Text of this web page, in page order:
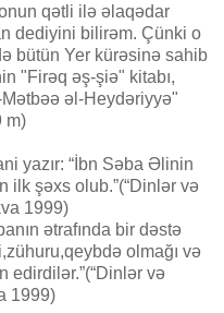
qətli ilə əlaqədar
dediyini bilirəm. Çünki o
bütün Yer kürəsinə sahib
"Firəq əş-şiə" kitabı,
əl-Heydəriyyə"
m)
yazır: “İbn Səba Əlinin
ilk şəxs olub.”(“Dinlər və
1999)
ətrafında bir dəstə
olmağı və
edirdilər.”(“Dinlər və
1999)